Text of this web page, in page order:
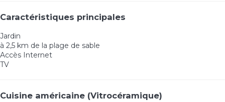
Caractéristiques principales
Jardin
à 2,5 km de la plage de sable
Accès Internet
TV
Cuisine américaine (Vitrocéramique)